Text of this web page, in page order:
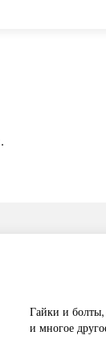
Гайки и болты,
и многое